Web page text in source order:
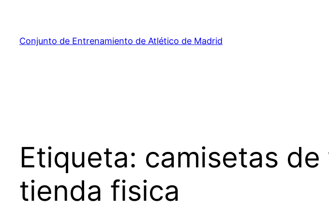
contenido
Conjunto de Entrenamiento de Atlético de Madrid
Etiqueta: camisetas
tienda fisica